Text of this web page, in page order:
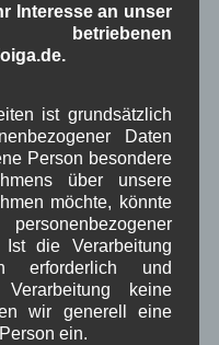
1-13 ,
Corona ,
,
, Fest ,G7
,
,Isarkies
Landwirtschaft
Interesse an unser
ist grundsätzlich
Daten
Person besondere
über unsere
möchte, könnte
Ist die Verarbeitung
erforderlich und
keine
wir generell eine
ein.